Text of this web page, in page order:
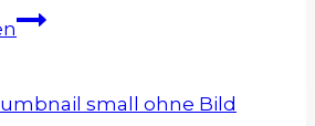
Erfolgsfaktoren